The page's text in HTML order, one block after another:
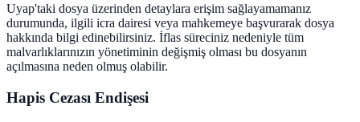
Uyap'taki dosya üzerinden detaylara erişim sağlayamamanız
durumunda, ilgili icra dairesi veya mahkemeye başvurarak dosya
hakkında bilgi edinebilirsiniz. İflas süreciniz nedeniyle tüm
malvarlıklarınızın yönetiminin değişmiş olması bu dosyanın
açılmasına neden olmuş olabilir.
Hapis Cezası Endişesi